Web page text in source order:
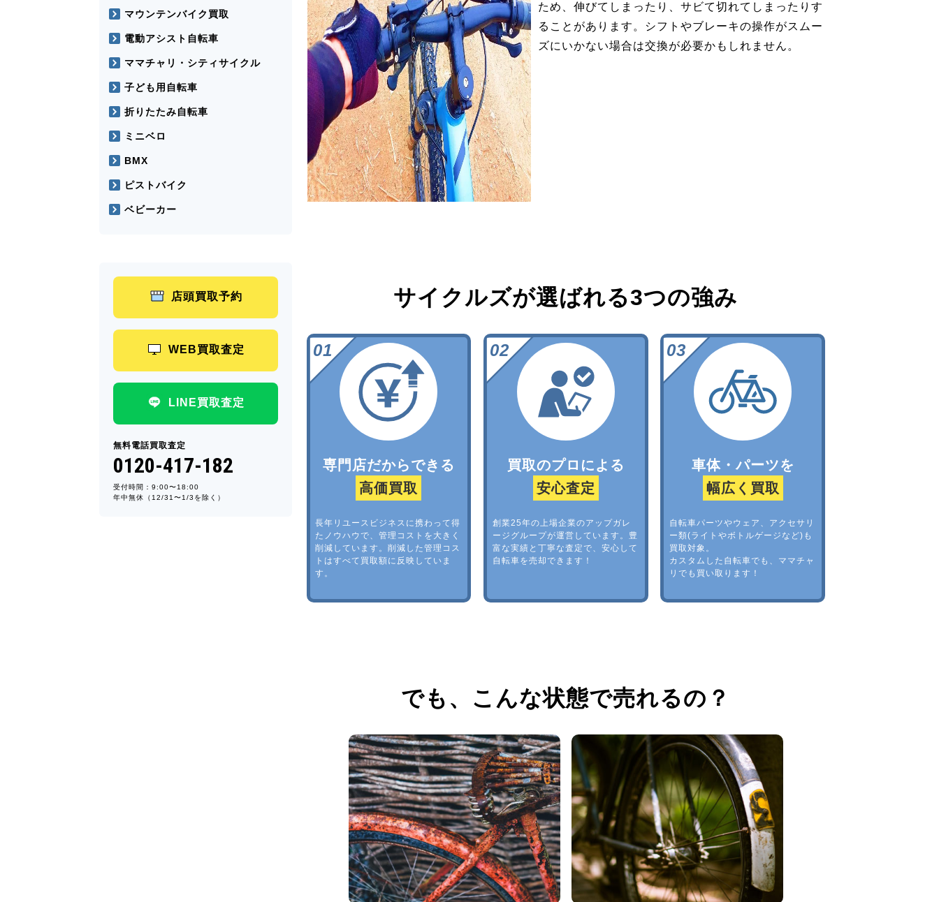
ため、伸びてしまったり、サビて切れてしまったりす
ることがあります。シフトやブレーキの操作がスムー
ズにいかない場合は交換が必要かもしれません。
サイクルズが選ばれる3つの強み
専門店だからできる
高価買取
長年リユースビジネスに携わって得
たノウハウで、管理コストを大きく
削減しています。削減した管理コス
トはすべて買取額に反映していま
す。
買取のプロによる
安心査定
創業25年の上場企業のアップガレ
ージグループが運営しています。豊
富な実績と丁寧な査定で、安心して
自転車を売却できます！
車体・パーツを
幅広く買取
自転車パーツやウェア、アクセサリ
ー類(ライトやボトルゲージなど)も
買取対象。
カスタムした自転車でも、ママチャ
リでも買い取ります！
でも、 こんな状態で売れるの？
マウンテンバイク買取
電動アシスト自転車
ママチャリ・シティサイクル
子ども用自転車
折りたたみ自転車
ミニベロ
BMX
ピストバイク
ベビーカー
店頭買取予約
WEB買取査定
LINE買取査定
無料電話買取査定
0120-417-182
受付時間：9:00〜18:00
年中無休（12/31〜1/3を除く）